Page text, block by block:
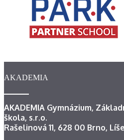
AKADEMIA
AKADEMIA Gymnázium,
škola, s.r.o.
Rašelinová 11, 628 00 Brno,